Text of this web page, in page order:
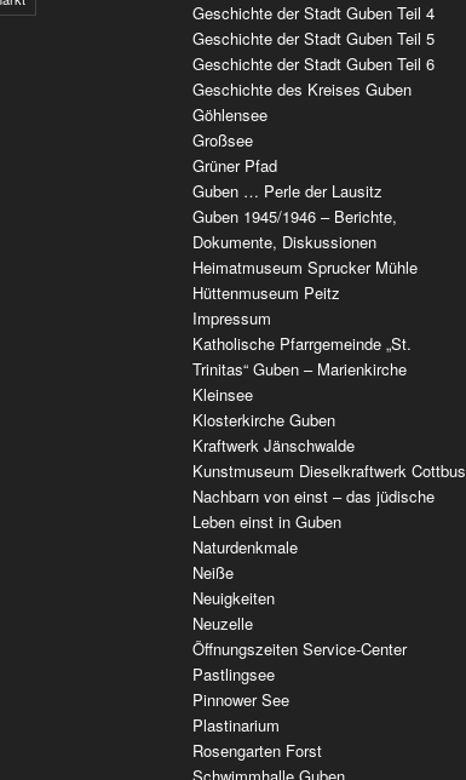
Geschichte der Stadt Guben Teil 4
Geschichte der Stadt Guben Teil 5
Geschichte der Stadt Guben Teil 6
Geschichte des Kreises Guben
Göhlensee
Großsee
Grüner Pfad
Guben … Perle der Lausitz
Guben 1945/1946 – Berichte,
Dokumente, Diskussionen
Heimatmuseum Sprucker Mühle
Hüttenmuseum Peitz
Impressum
Katholische Pfarrgemeinde „St.
Trinitas“ Guben – Marienkirche
Kleinsee
Klosterkirche Guben
Kraftwerk Jänschwalde
Kunstmuseum Dieselkraftwerk Cottbus
Nachbarn von einst – das jüdische
Leben einst in Guben
Naturdenkmale
Neiße
Neuigkeiten
Neuzelle
Öffnungszeiten Service-Center
Pastlingsee
Pinnower See
Plastinarium
Rosengarten Forst